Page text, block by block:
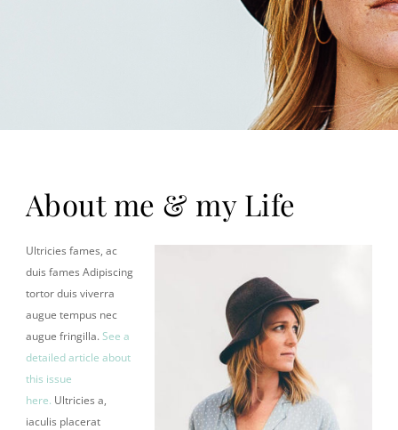
About me & my Life
Ultricies fames, ac
duis fames Adipiscing
tortor duis viverra
augue tempus nec
augue fringilla.See a
detailed article about
this issue
here. Ultricies a,
iaculis placerat